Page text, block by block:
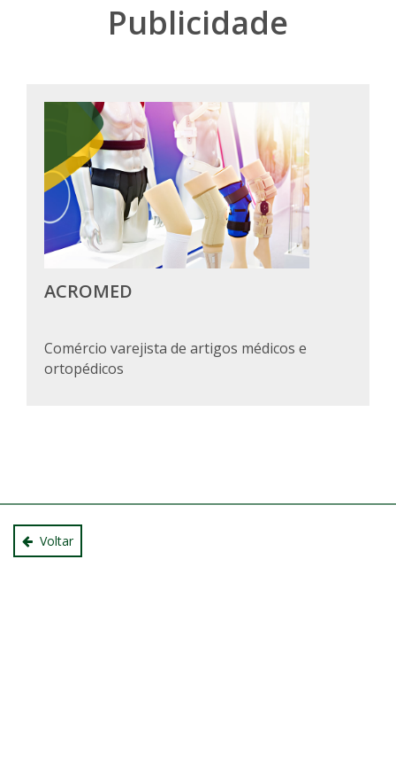
Publicidade
ACROMED
Comércio varejista de artigos médicos e
ortopédicos
Voltar